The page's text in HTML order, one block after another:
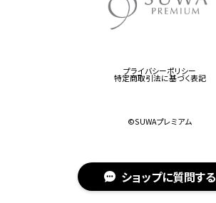
プライバシーポリシー
特定商取引法に基づく表記
©︎SUWAプレミアム
ショップに質問する